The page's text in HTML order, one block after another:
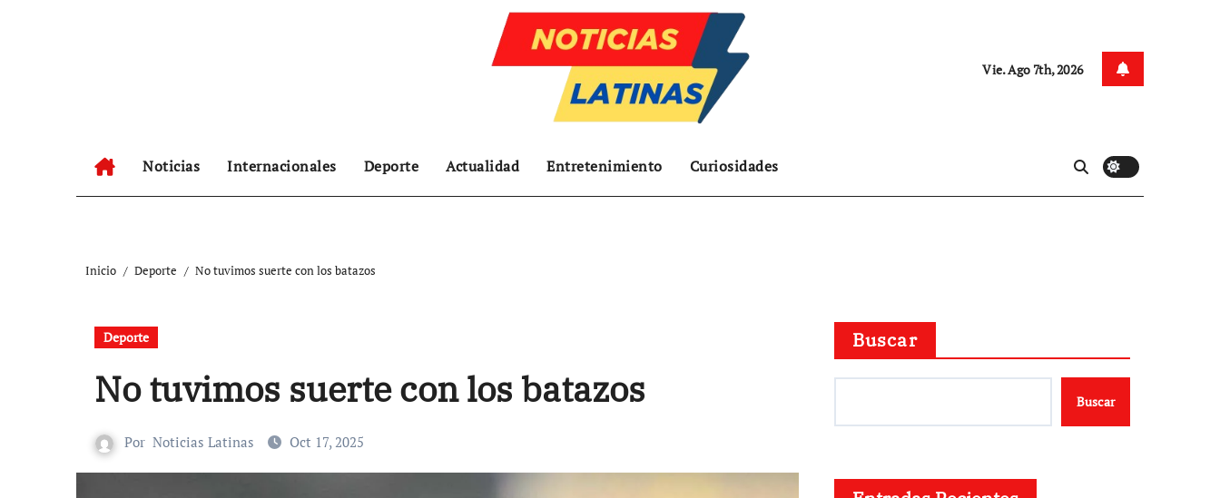
Vie. Ago 7th, 2026
Noticias Internacionales Deporte Actualidad Entretenimiento Curiosidades
Inicio Deporte No tuvimos suerte con los batazos
Deporte
No tuvimos suerte con los batazos
Por Noticias Latinas Oct 17, 2025
Buscar
Buscar